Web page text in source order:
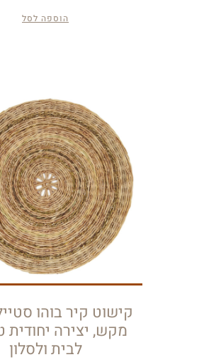
הוספה לסל
קישוט קיר בוהו
מקש, יצירה יחודית
לבית ולסלון